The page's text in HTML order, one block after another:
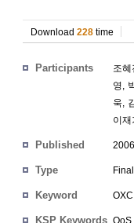
Download 228 time
Participants
조혜
영,
욱,
이재
Published
Type
Keyword
KSP Keywords QoS